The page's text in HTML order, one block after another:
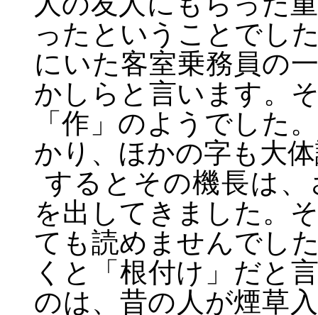
ったということでし
にいた客室乗務員の
かしらと言います。
「作」のようでした
かり、ほかの字も大
するとその機長は
を出してきました。
ても読めませんでし
くと「根付け」だと
のは、昔の人が煙草